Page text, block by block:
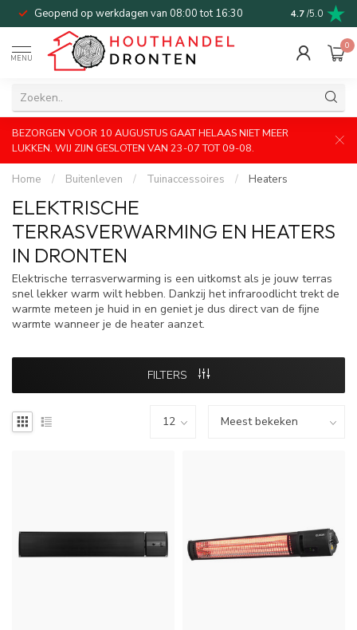
Geopend op werkdagen van 08:00 tot 16:30 Bel of mail
4.7 /5.0
MENU
0
BEZORGEN VOOR 10 AUGUSTUS GAAT HELAAS NIET MEER
LUKKEN. WIJ ZIJN GESLOTEN VAN 23-07 TOT 09-08.
Home / Buitenleven / Tuinaccessoires / Heaters
ELEKTRISCHE
TERRASVERWARMING EN HEATERS
IN DRONTEN
Elektrische terrasverwarming is een uitkomst als je jouw terras
snel lekker warm wilt hebben. Dankzij het infraroodlicht trekt de
warmte meteen je huid in en geniet je dus direct van de fijne
warmte wanneer je de heater aanzet.
FILTERS